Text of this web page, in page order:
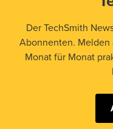
Der TechSmith
Abonnenten. Melden
Monat für Monat